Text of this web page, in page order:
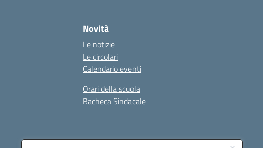
Novità
Le notizie
Le circolari
Calendario eventi
Orari della scuola
Bacheca Sindacale